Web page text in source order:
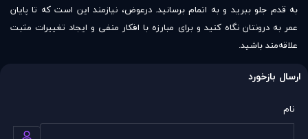
به قدم جلو ببرید و به اتمام برسانید. درعوض، نیازمند این است که تا پایان
عمر به درونتان نگاه کنید و برای مبارزه با افکار منفی و ایجاد تغییرات مثبت
علاقه‌مند باشید.
ارسال بازخورد
نام